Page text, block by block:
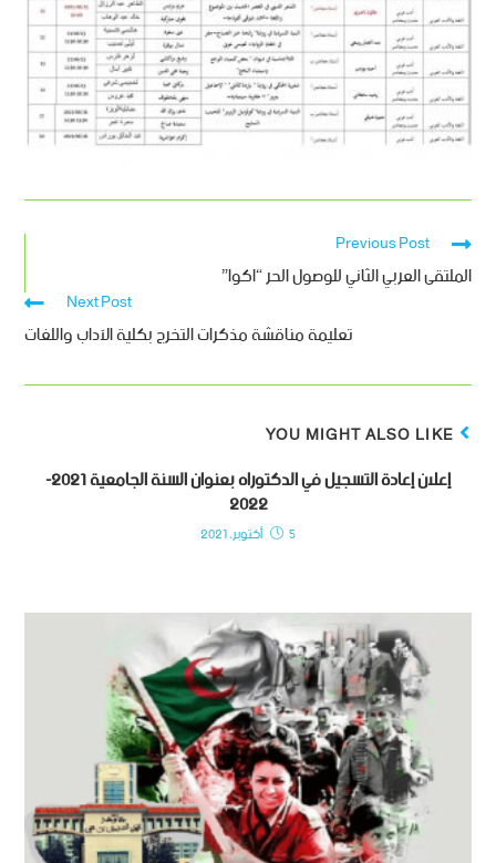
Previous Post
الملتقى العربي الثاني للوصول الحر “اكوا”
Next Post
تعليمة مناقشة مذكرات التخرج بكلية الآداب واللغات
YOU MIGHT ALSO LIKE
إعلان إعادة التسجيل في الدكتوراه بعنوان السنة الجامعية 2021-
2022
5 أكتوبر، 2021